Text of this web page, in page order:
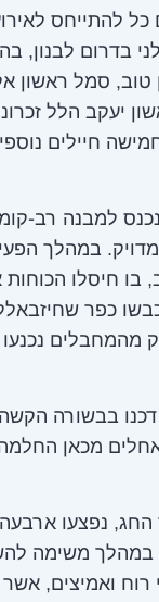
כל להתייחס
בדרום לבנון,
סמל ראשון
יעקב הלל
חיילים
למבנה רב-
מדויק. במהלך
בו חיסלו
כבשו כפר
מהמחבלים נכנעו
בבשורה
מכאן
נפצעו
במהלך משימה
רוח ואמיצים,